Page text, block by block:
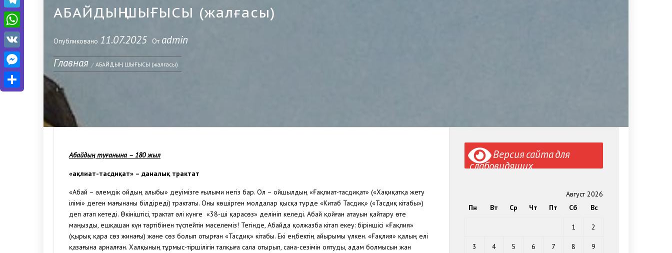
АБАЙДЫҢ ШЫҒЫСЫ (жалғасы)
Опубликовано 11.07.2025 От admin
Главная
АБАЙДЫҢ ШЫҒЫСЫ (жалғасы)
Абайдың туғанына – 180 жыл
«Ғақлиат-тасдиқат» – даналық трактат
«Абай – әлемдік ойдың алыбы» деуімізге ғылыми негіз бар. Ол – ойшылдың «Ғақлиат-тасдиқат» («Хақиқатқа жету
ілімі» деген мағынаны білдіреді) трактаты. Оны көшірген молдалар қысқа түрде «Китаб Тасдиқ» («Тасдиқ кітабы»)
деп атап кетеді. Өкініштісі, трактат әлі күнге «38-ші қарасөз» делініп келеді. Абай қойған атауын қайтару өте
маңызды, ешқашан күн тәртібінен түспейтін мәселеміз! Тегінде, Абайда қолжазба кітап екеу: біріншісі «Ғақлия»
(қырық қара сөз жинағы) және сөз болып отырған «Тасдиқ» кітабы. Екі еңбектің айырымы үлкен. «Ғақлия» қалың елі
қазағына арналған. Халқының тұрмыс-тіршілігін талқыға сала отырып, сана-сезімін оятуды, адам болмысын жан
Версия сайта для
слабовидящих
Август 2026
Пн
Вт Ср Чт Пт Сб Вс
1 2
3 4 5 6 7 8 9
Telegram
WhatsApp
VK
Messenger
Отправить